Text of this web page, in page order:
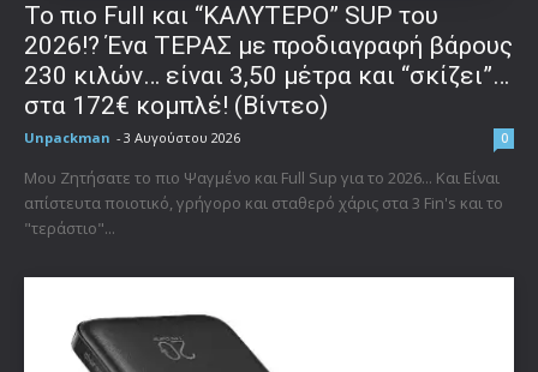
To πιο Full και “ΚΑΛΥΤΕΡΟ” SUP του
2026!? Ένα ΤΕΡΑΣ με προδιαγραφή βάρους
230 κιλών… είναι 3,50 μέτρα και “σκίζει”…
στα 172€ κομπλέ! (Βίντεο)
Unpackman - 3 Αυγούστου 2026 0
Μου Ζητήσατε το πιο Ψαγμένο και Full Sup για το 2026... Και Είναι
απίστευτα ποιοτικό, γρήγορο και σταθερό χάρις στα 3 Fin's και το
"τεράστιο"...